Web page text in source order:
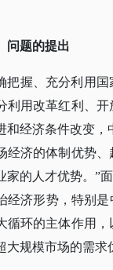
问题的提出
把握、充分利用国
利用改革红利、
和经济条件改变，
经济的体制优势
家的人才优势。”
经济形势，特别
循环的主体作用
大规模市场的需求